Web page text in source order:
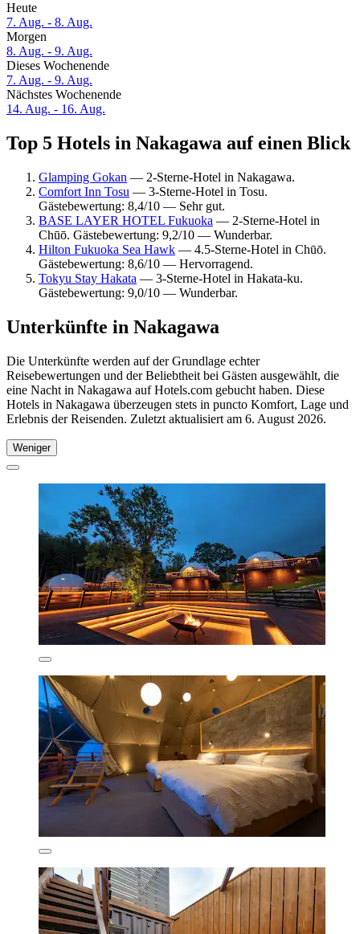
Heute
7. Aug. - 8. Aug.
Morgen
8. Aug. - 9. Aug.
Dieses Wochenende
7. Aug. - 9. Aug.
Nächstes Wochenende
14. Aug. - 16. Aug.
Top 5 Hotels in Nakagawa auf einen Blick
Glamping Gokan — 2-Sterne-Hotel in Nakagawa.
Comfort Inn Tosu — 3-Sterne-Hotel in Tosu.
Gästebewertung: 8,4/10 — Sehr gut.
BASE LAYER HOTEL Fukuoka — 2-Sterne-Hotel in
Chūō. Gästebewertung: 9,2/10 — Wunderbar.
Hilton Fukuoka Sea Hawk — 4.5-Sterne-Hotel in Chūō.
Gästebewertung: 8,6/10 — Hervorragend.
Tokyu Stay Hakata — 3-Sterne-Hotel in Hakata-ku.
Gästebewertung: 9,0/10 — Wunderbar.
Unterkünfte in Nakagawa
Die Unterkünfte werden auf der Grundlage echter
Reisebewertungen und der Beliebtheit bei Gästen ausgewählt, die
eine Nacht in Nakagawa auf Hotels.com gebucht haben. Diese
Hotels in Nakagawa überzeugen stets in puncto Komfort, Lage und
Erlebnis der Reisenden. Zuletzt aktualisiert am 6. August 2026.
Weniger